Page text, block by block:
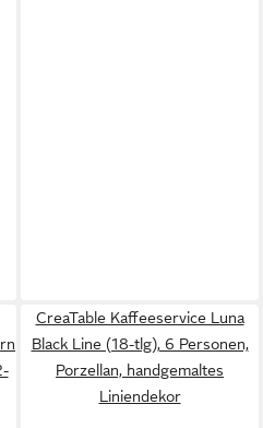
CreaTable Kaffeeservice Luna
Black Line (18-tlg), 6 Personen,
Porzellan, handgemaltes
Liniendekor